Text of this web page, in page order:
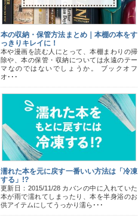
本の収納・保管方法まとめ｜本棚の本をす
っきりキレイに！
本や漫画を読む人にとって、本棚まわりの掃
除や、本の保管・収納については永遠のテー
マなのではないでしょうか。 ブックオフ
オ･･･
濡れた本を元に戻す一番いい方法は「冷凍
する」!?
更新日：2015/11/28 カバンの中に入れていた
本が雨で濡れてしまったり、本を半身浴のお
供アイテムにしてうっかり濡ら･･･